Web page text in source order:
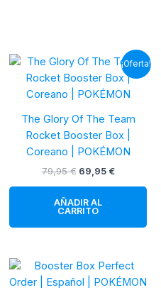
¡Oferta!
The Glory Of The Team
Rocket Booster Box |
Coreano | POKÉMON
79,95€ El
era:
69,95 €El
AÑADIR AL
CARRITO